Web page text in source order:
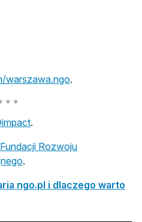
warszawa.ngo.
nowej karcie
otwiera się w nowej
.
Fundacji Rozwoju
.
ngo.pl i dlaczego warto